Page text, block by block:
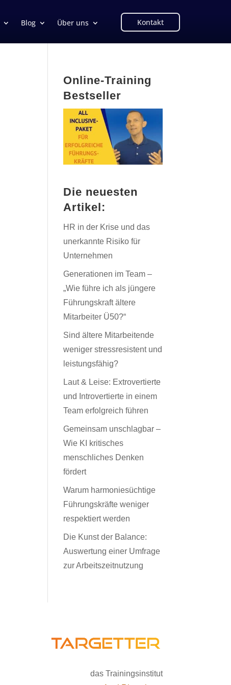
Blog Über uns Kontakt
Online-Training
Bestseller
Die neuesten
Artikel:
HR in der Krise und das
unerkannte Risiko für
Unternehmen
Generationen im Team –
„Wie führe ich als jüngere
Führungskraft ältere
Mitarbeiter Ü50?“
Sind ältere Mitarbeitende
weniger stressresistent und
leistungsfähig?
Laut & Leise: Extrovertierte
und Introvertierte in einem
Team erfolgreich führen
Gemeinsam unschlagbar –
Wie KI kritisches
menschliches Denken
fördert
Warum harmoniesüchtige
Führungskräfte weniger
respektiert werden
Die Kunst der Balance:
Auswertung einer Umfrage
zur Arbeitszeitnutzung
das Trainingsinstitut